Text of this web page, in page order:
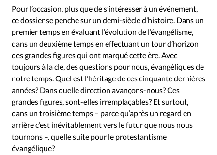
Pour l’occasion, plus que de s’intéresser à un événement,
ce dossier se penche sur un demi-siècle d’histoire. Dans un
premier temps en évaluant l’évolution de l’évangélisme,
dans un deuxième temps en effectuant un tour d’horizon
des grandes figures qui ont marqué cette ère. Avec
toujours à la clé, des questions pour nous, évangéliques de
notre temps. Quel est l’héritage de ces cinquante dernières
années? Dans quelle direction avançons-nous? Ces
grandes figures, sont-elles irremplaçables? Et surtout,
dans un troisième temps – parce qu’après un regard en
arrière c’est inévitablement vers le futur que nous nous
tournons –, quelle suite pour le protestantisme
évangélique?